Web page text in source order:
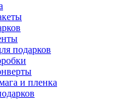
подарков
и пленка